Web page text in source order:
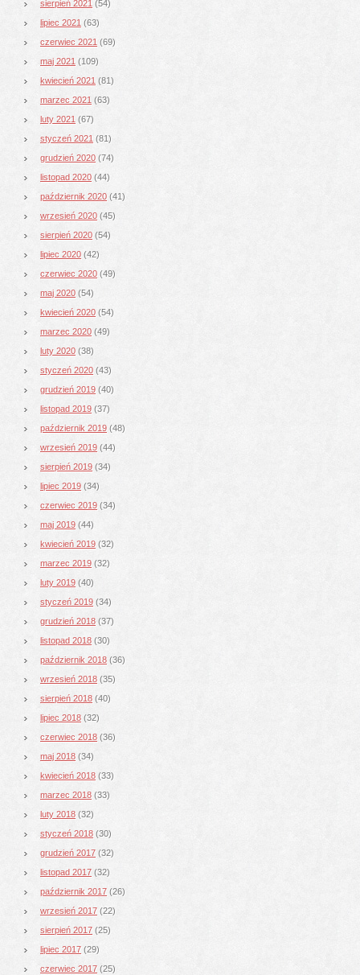
sierpień 2021 (54)
lipiec 2021 (63)
czerwiec 2021 (69)
maj 2021 (109)
kwiecień 2021 (81)
marzec 2021 (63)
luty 2021 (67)
styczeń 2021 (81)
grudzień 2020 (74)
listopad 2020 (44)
październik 2020 (41)
wrzesień 2020 (45)
sierpień 2020 (54)
lipiec 2020 (42)
czerwiec 2020 (49)
maj 2020 (54)
kwiecień 2020 (54)
marzec 2020 (49)
luty 2020 (38)
styczeń 2020 (43)
grudzień 2019 (40)
listopad 2019 (37)
październik 2019 (48)
wrzesień 2019 (44)
sierpień 2019 (34)
lipiec 2019 (34)
czerwiec 2019 (34)
maj 2019 (44)
kwiecień 2019 (32)
marzec 2019 (32)
luty 2019 (40)
styczeń 2019 (34)
grudzień 2018 (37)
listopad 2018 (30)
październik 2018 (36)
wrzesień 2018 (35)
sierpień 2018 (40)
lipiec 2018 (32)
czerwiec 2018 (36)
maj 2018 (34)
kwiecień 2018 (33)
marzec 2018 (33)
luty 2018 (32)
styczeń 2018 (30)
grudzień 2017 (32)
listopad 2017 (32)
październik 2017 (26)
wrzesień 2017 (22)
sierpień 2017 (25)
lipiec 2017 (29)
czerwiec 2017 (25)